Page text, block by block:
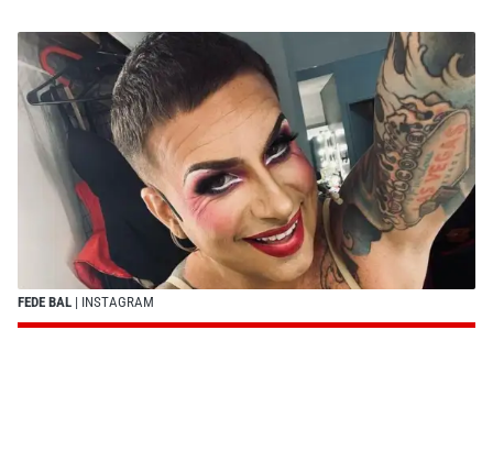
FEDE BAL | INSTAGRAM